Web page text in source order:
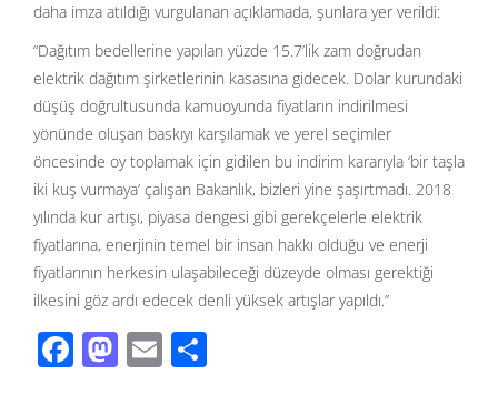
daha imza atıldığı vurgulanan açıklamada, şunlara yer verildi:
“Dağıtım bedellerine yapılan yüzde 15.7’lik zam doğrudan
elektrik dağıtım şirketlerinin kasasına gidecek. Dolar kurundaki
düşüş doğrultusunda kamuoyunda fiyatların indirilmesi
yönünde oluşan baskıyı karşılamak ve yerel seçimler
öncesinde oy toplamak için gidilen bu indirim kararıyla ‘bir taşla
iki kuş vurmaya’ çalışan Bakanlık, bizleri yine şaşırtmadı. 2018
yılında kur artışı, piyasa dengesi gibi gerekçelerle elektrik
fiyatlarına, enerjinin temel bir insan hakkı olduğu ve enerji
fiyatlarının herkesin ulaşabileceği düzeyde olması gerektiği
ilkesini göz ardı edecek denli yüksek artışlar yapıldı.”
F M E